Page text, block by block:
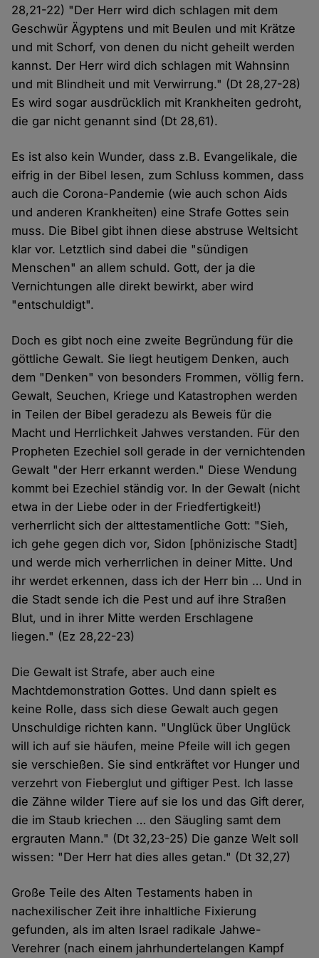
28,21-22) "Der Herr wird dich schlagen mit dem
Geschwür Ägyptens und mit Beulen und mit Krätze
und mit Schorf, von denen du nicht geheilt werden
kannst. Der Herr wird dich schlagen mit Wahnsinn
und mit Blindheit und mit Verwirrung." (Dt 28,27-28)
Es wird sogar ausdrücklich mit Krankheiten gedroht,
die gar nicht genannt sind (Dt 28,61).
Es ist also kein Wunder, dass z.B. Evangelikale, die
eifrig in der Bibel lesen, zum Schluss kommen, dass
auch die Corona-Pandemie (wie auch schon Aids
und anderen Krankheiten) eine Strafe Gottes sein
muss. Die Bibel gibt ihnen diese abstruse Weltsicht
klar vor. Letztlich sind dabei die "sündigen
Menschen" an allem schuld. Gott, der ja die
Vernichtungen alle direkt bewirkt, aber wird
"entschuldigt".
Doch es gibt noch eine zweite Begründung für die
göttliche Gewalt. Sie liegt heutigem Denken, auch
dem "Denken" von besonders Frommen, völlig fern.
Gewalt, Seuchen, Kriege und Katastrophen werden
in Teilen der Bibel geradezu als Beweis für die
Macht und Herrlichkeit Jahwes verstanden. Für den
Propheten Ezechiel soll gerade in der vernichtenden
Gewalt "der Herr erkannt werden." Diese Wendung
kommt bei Ezechiel ständig vor. In der Gewalt (nicht
etwa in der Liebe oder in der Friedfertigkeit!)
verherrlicht sich der alttestamentliche Gott: "Sieh,
ich gehe gegen dich vor, Sidon [phönizische Stadt]
und werde mich verherrlichen in deiner Mitte. Und
ihr werdet erkennen, dass ich der Herr bin … Und in
die Stadt sende ich die Pest und auf ihre Straßen
Blut, und in ihrer Mitte werden Erschlagene
liegen." (Ez 28,22-23)
Die Gewalt ist Strafe, aber auch eine
Machtdemonstration Gottes. Und dann spielt es
keine Rolle, dass sich diese Gewalt auch gegen
Unschuldige richten kann. "Unglück über Unglück
will ich auf sie häufen, meine Pfeile will ich gegen
sie verschießen. Sie sind entkräftet vor Hunger und
verzehrt von Fieberglut und giftiger Pest. Ich lasse
die Zähne wilder Tiere auf sie los und das Gift derer,
die im Staub kriechen … den Säugling samt dem
ergrauten Mann." (Dt 32,23-25) Die ganze Welt soll
wissen: "Der Herr hat dies alles getan." (Dt 32,27)
Große Teile des Alten Testaments haben in
nachexilischer Zeit ihre inhaltliche Fixierung
gefunden, als im alten Israel radikale Jahwe-
Verehrer (nach einem jahrhundertelangen Kampf